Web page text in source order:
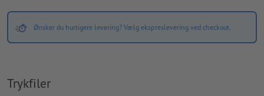
Ønsker du hurtigere levering? Vælg ekspreslevering ved checkout.
Trykfiler